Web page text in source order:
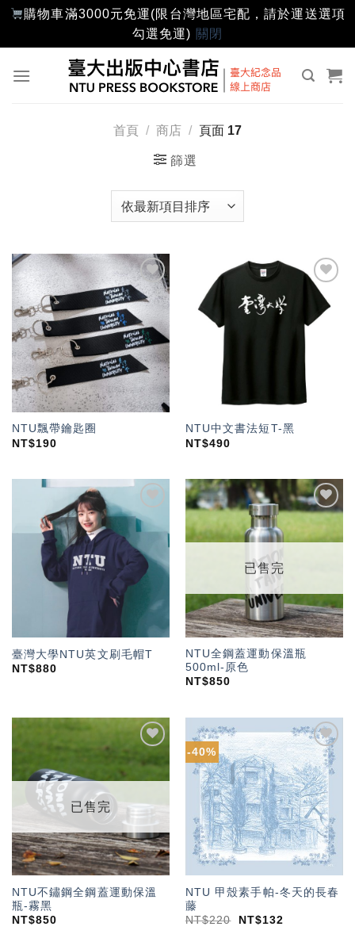
購物車滿3000元免運(限台灣地區宅配，請於運送選項
勾選免運) 關閉
首頁 / 商店 / 頁面 17
篩選
加入
「願
單」
NTU飄帶鑰匙圈
NT$190
加入
「願
望輕
NTU中文書法短T-黑
NT$490
加入
「願
單」
臺灣大學NTU英文刷毛帽T
NT$880
加入
「願
望輕
已售完
NTU全鋼蓋運動保溫瓶
500ml-原色
NT$850
加入
「願
望輕
已售完
NTU不鏽鋼全鋼蓋運動保溫
瓶-霧黑
NT$850
-40%
加入
「願
望輕
單」
NTU 甲殼素手帕-冬天的長春
藤
NT$220 NT$132